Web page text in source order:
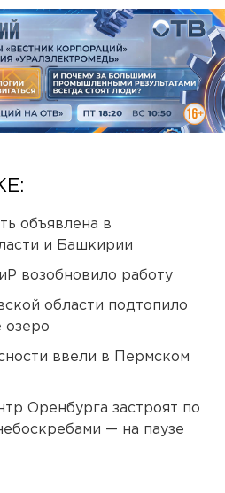
объявлена в
и Башкирии
возобновило работу
области подтопило
ввели в Пермском
Оренбурга застроят по
— на паузе